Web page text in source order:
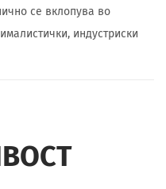
се вклопува во
индустриски